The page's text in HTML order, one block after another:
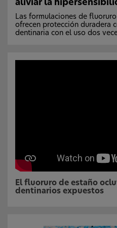
aliviar la
Las formulaciones de
ofrecen protección duradera
dentinaria con el uso dos
El fluoruro de estaño
dentinarios expuestos